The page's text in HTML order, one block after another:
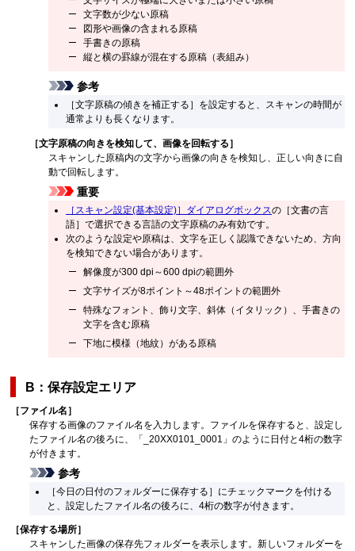
文字数が少ない原稿
図形や画像の含まれる原稿
手書きの原稿
縦と横の罫線が混在する原稿（表組み）
参考
［文字原稿の傾きを補正する ］を設定すると、スキャンの時間が
通常よりも長くなります。
［文字原稿の向きを検知して、画像を回転する］
スキャンした原稿内の文字から画像の向きを検知し、正しい向きに自
動で回転します。
重要
［ スキャン設定(基本設定)］ダイアログボックスの［文書の言
語］で選択できる言語の文字原稿のみ有効です。
次のような設定や原稿は、文字を正しく認識できないため、方向
を検知できない場合があります。
解像度が300 dpi～600 dpiの範囲外
文字サイズが8ポイント～48ポイントの範囲外
特殊なフォント、飾り文字、斜体（イタリック）、手書きの
文字を含む原稿
下地に模様（地紋）がある原稿
B：保存設定エリア
［ファイル名］
保存する画像のファイル名を入力します。 ファイルを保存すると、設定し
たファイル名の後ろに、「_20XX0101_0001」のように日付と4桁の数字
が付きます。
参考
［今日の日付のフォルダーに保存する ］にチェックマークを付ける
と、設定したファイル名の後ろに、4桁の数字が付きます。
［保存する場所］
スキャンした画像の保存先フォルダーを表示します。新しいフォルダーを